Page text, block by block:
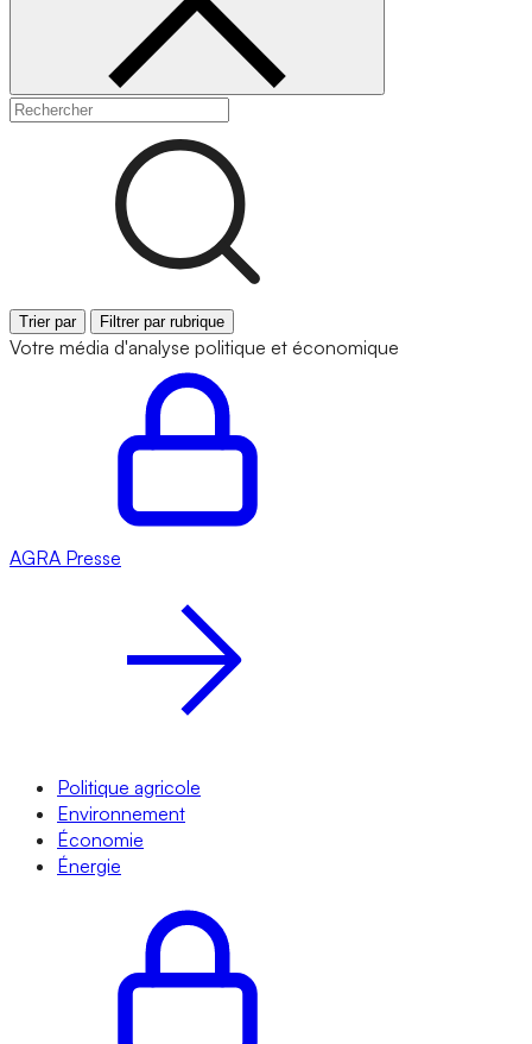
Trier par Filtrer par rubrique
Votre média d'analyse politique et économique
AGRA Presse
Politique agricole
Environnement
Économie
Énergie